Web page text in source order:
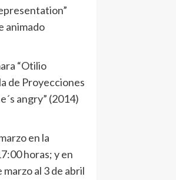
animado
“Otilio
de Proyecciones
angry” (2014)
en la
horas; y en
al 3 de abril